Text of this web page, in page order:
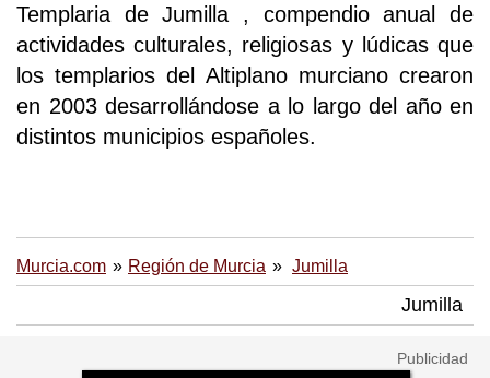
Templaria de Jumilla , compendio anual de
actividades culturales, religiosas y lúdicas que
los templarios del Altiplano murciano crearon
en 2003 desarrollándose a lo largo del año en
distintos municipios españoles.
Murcia.com Región de Murcia Jumilla
Jumilla